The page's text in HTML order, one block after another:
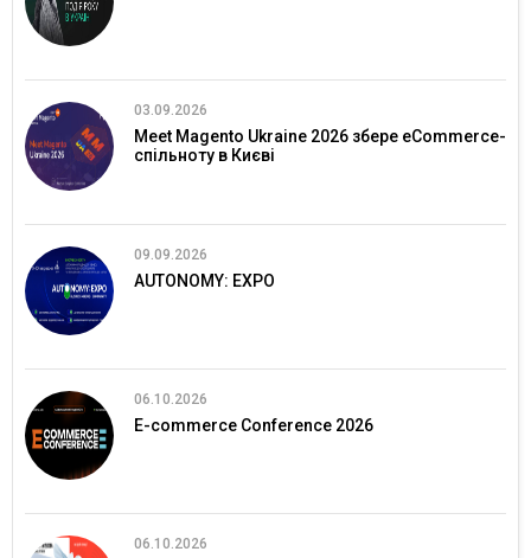
03.09.2026
Meet Magento Ukraine 2026 збере eCommerce-
спільноту в Києві
09.09.2026
AUTONOMY: EXPO
06.10.2026
E-commerce Conference 2026
06.10.2026